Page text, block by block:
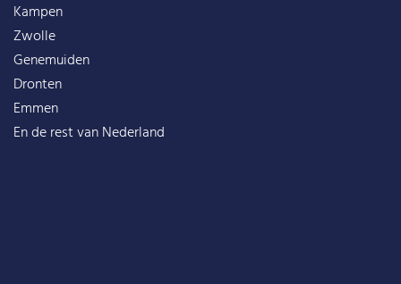
Kampen
Zwolle
Genemuiden
Dronten
Emmen
En de rest vanNederland